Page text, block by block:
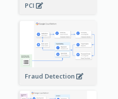
PCI
Fraud Detection